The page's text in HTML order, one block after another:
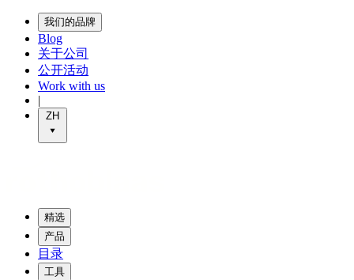
我们的品牌
Blog
关于公司
公开活动
Work with us
|
ZH
精选
产品
目录
工具